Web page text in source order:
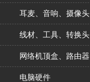
耳麦、音响、摄像头
线材、工具、转换头
网络机顶盒、路由器
电脑硬件